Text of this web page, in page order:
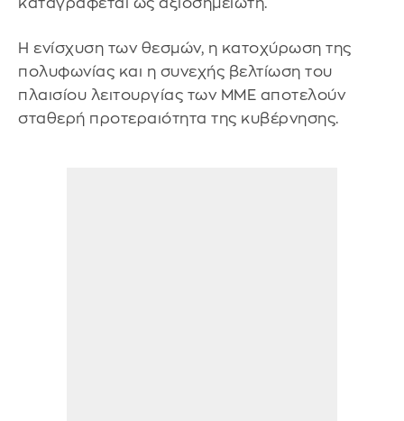
καταγράφεται ως αξιοσημείωτη.
Η ενίσχυση των θεσμών, η κατοχύρωση της
πολυφωνίας και η συνεχής βελτίωση του
πλαισίου λειτουργίας των ΜΜΕ αποτελούν
σταθερή προτεραιότητα της κυβέρνησης.